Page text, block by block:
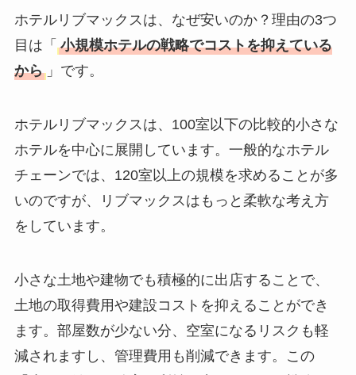
ホテルリブマックスは、なぜ安いのか？理由の3つ
目は「 小規模ホテルの戦略でコストを抑えている
から 」です。
ホテルリブマックスは、100室以下の比較的小さな
ホテルを中心に展開しています。一般的なホテル
チェーンでは、120室以上の規模を求めることが多
いのですが、リブマックスはもっと柔軟な考え方
をしています。
小さな土地や建物でも積極的に出店することで、
土地の取得費用や建設コストを抑えることができ
ます。部屋数が少ない分、空室になるリスクも軽
減されますし、管理費用も削減できます。この